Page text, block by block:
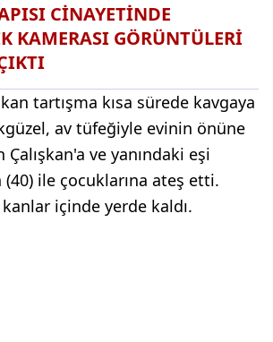
CİNAYETİNDE
KAMERASI GÖRÜNTÜLERİ
tartışma kısa sürede kavgaya
av tüfeğiyle evinin önüne
ve yanındaki eşi
(40) ile çocuklarına ateş etti.
içinde yerde kaldı.